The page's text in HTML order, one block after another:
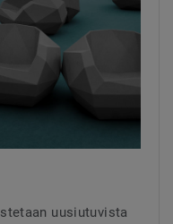
uusiutuvista